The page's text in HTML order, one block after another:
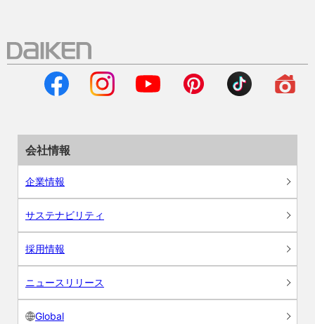
会社情報
企業情報
サステナビリティ
採用情報
ニュースリリース
Global